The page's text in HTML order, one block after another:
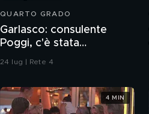
QUARTO GRADO
Garlasco: consulente
Poggi, c'è stata
contaminazione sulle
24 lug | Rete 4
4 MIN